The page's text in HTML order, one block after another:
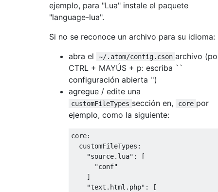
ejemplo, para "Lua" instale el paquete
"language-lua".
Si no se reconoce un archivo para su idioma:
abra el
~/.atom/config.cson archivo
CTRL + MAYÚS + p: escriba ``
configuración abierta '')
agregue / edite una
customFileTypes sección en, core por
ejemplo, como la siguiente:
core:
  customFileTypes:
    "source.lua": [
      "conf"
    ]
    "text.html.php": [